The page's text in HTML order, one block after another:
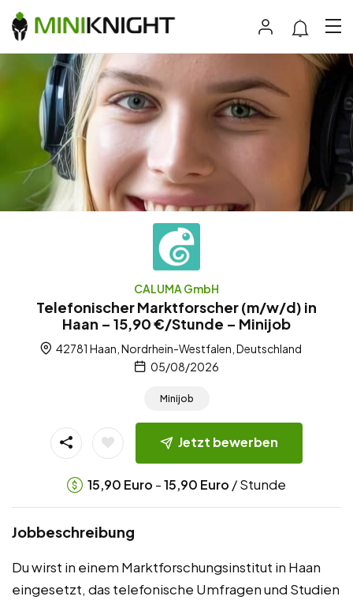
CALUMA GmbH
Telefonischer Marktforscher (m/w/d) in
Haan – 15,90 €/Stunde – Minijob
42781 Haan, Nordrhein-Westfalen, Deutschland
05/08/2026
Minijob
Jetzt bewerben
15,90 Euro -15,90 Euro / Stunde
Jobbeschreibung
Du wirst in einem Marktforschungsinstitut in Haan
eingesetzt, das telefonische Umfragen und Studien